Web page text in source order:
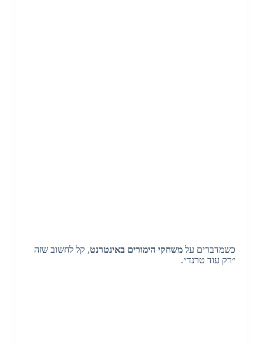
כשמדברים על משחקי הימורים באינטרנט, קל לחשוב שזה
״רק עוד טרנד״.